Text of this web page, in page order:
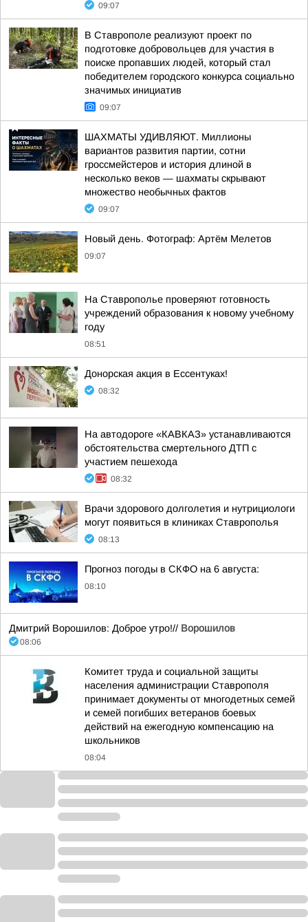
09:07
В Ставрополе реализуют проект по
подготовке добровольцев для участия в
поиске пропавших людей, который стал
победителем городского конкурса социально
значимых инициатив
09:07
ШАХМАТЫ УДИВЛЯЮТ. Миллионы
вариантов развития партии, сотни
гроссмейстеров и история длиной в
несколько веков — шахматы скрывают
множество необычных фактов
09:07
Новый день. Фотограф: Артём Мелетов
09:07
На Ставрополье проверяют готовность
учреждений образования к новому учебному
году
08:51
Донорская акция в Ессентуках!
08:32
На автодороге «КАВКАЗ» устанавливаются
обстоятельства смертельного ДТП с
участием пешехода
08:32
Врачи здорового долголетия и нутрициологи
могут появиться в клиниках Ставрополья
08:13
Прогноз погоды в СКФО на 6 августа:
08:10
Дмитрий Ворошилов: Доброе утро!// Ворошилов
08:06
Комитет труда и социальной защиты
населения администрации Ставрополя
принимает документы от многодетных семей
и семей погибших ветеранов боевых
действий на ежегодную компенсацию на
школьников
08:04